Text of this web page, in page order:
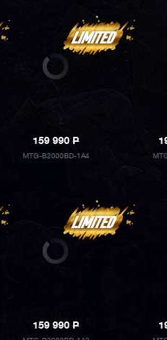
159 990P
MTG-B2000BD-1A4
159 990P